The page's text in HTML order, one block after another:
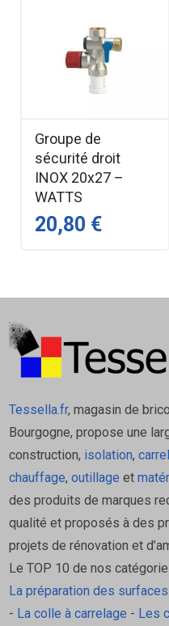
Ce vase est
pression varie ou lorsque
régulièrement. Les
d’une fixation murale
fiabilité et sa robustesse
Vase
chauffe‑eau
chauffe
Avantage —
Compatibilité —
Marque —
Groupe de
sécurité droit
INOX 20x27 –
WATTS
20,80 €
Tessella.fr, magasin de
Bourgogne, propose une
construction, isolation,
chauffage, outillage et
des produits de marques
qualité et proposés à des
projets de rénovation et
Le TOP 10 de nos
La préparation des
- La colle à carrelage - Les